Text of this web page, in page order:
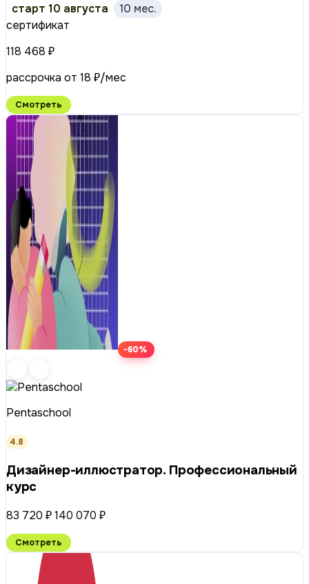
старт 10 августа
10 мес.
сертификат
118 468 ₽
рассрочка от 18 ₽/мес
Смотреть
-60%
Pentaschool
4.8
Дизайнер-иллюстратор. Профессиональный
курс
83 720 ₽140 070 ₽
Смотреть